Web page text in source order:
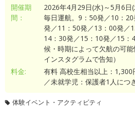
開催期
間：
2026年4月29日(水)～5月6
毎日運航。9：50発／10：
発／11：50発／13：00発／
14：30発／15：10発／15
候・時期によって欠航の可
インスタグラムで告知）
料金:
有料 高校生相当以上：
／未就学児：保護者1人につ
体験イベント・アクティビティ